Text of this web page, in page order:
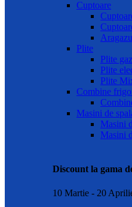
Cuptoare
Plite
Plite gaz
Plite
Plite
Combine
Masini de
Masini
Masini
Discount la gama
10 Martie - 20